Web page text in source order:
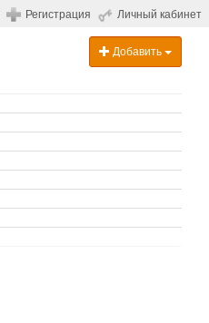
Регистрация Личный кабинет
Добавить